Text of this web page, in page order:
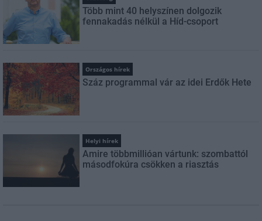
Több mint 40 helyszínen dolgozik
fennakadás nélkül a Híd-csoport
Országos hírek
Száz programmal vár az idei Erdők Hete
Helyi hírek
Amire többmillióan vártunk: szombattól
másodfokúra csökken a riasztás